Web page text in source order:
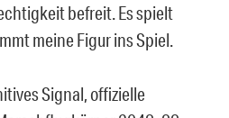
befreit. Es spielt
meine Figur ins Spiel.
Signal, offizielle